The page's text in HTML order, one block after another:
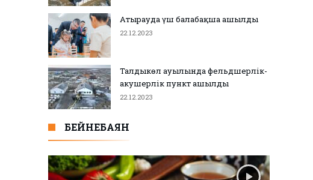
Атырауда үш балабақша ашылды
22.12.2023
Талдыкөл ауылында фельдшерлік-
акушерлік пункт ашылды
22.12.2023
БЕЙНЕБАЯН